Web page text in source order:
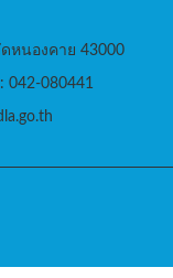
หนองคาย 43000
042-080441